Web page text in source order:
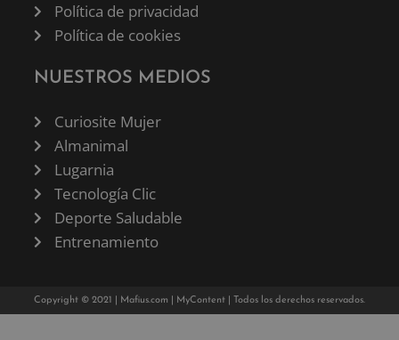
Política de privacidad
Política de cookies
NUESTROS MEDIOS
Curiosite Mujer
Almanimal
Lugarnia
Tecnología Clic
Deporte Saludable
Entrenamiento
Copyright © 2021 | Mafius.com MyContent | Todos los derechos reservados.